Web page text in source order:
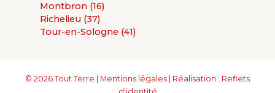
Montbron (16)
Richelieu (37)
Tour-en-Sologne (41)
© 2026 Tout Terre | Mentions légales | Réalisation : Reflets